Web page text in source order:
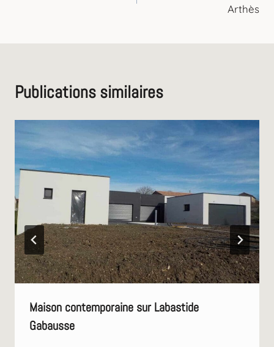
Arthès
Publications similaires
Maison contemporaine sur Labastide
Gabausse